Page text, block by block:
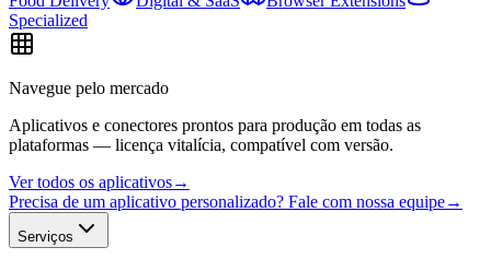
Specialized
Navegue pelo mercado
Aplicativos e conectores prontos para produção em todas as
plataformas — licença vitalícia, compatível com versão.
Ver todos os aplicativos→
Precisa de um aplicativo personalizado? Fale com nossa equipe→
Serviços